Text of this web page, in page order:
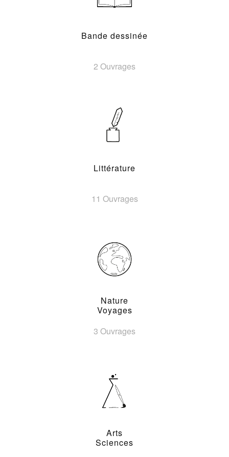
Bande dessinée
2 Ouvrages
Littérature
11 Ouvrages
Nature
Voyages
3 Ouvrages
Arts
Sciences